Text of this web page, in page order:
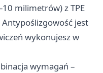
milimetrów) z TPE
Antypoślizgowość jest
wykonujesz w
wymagań –